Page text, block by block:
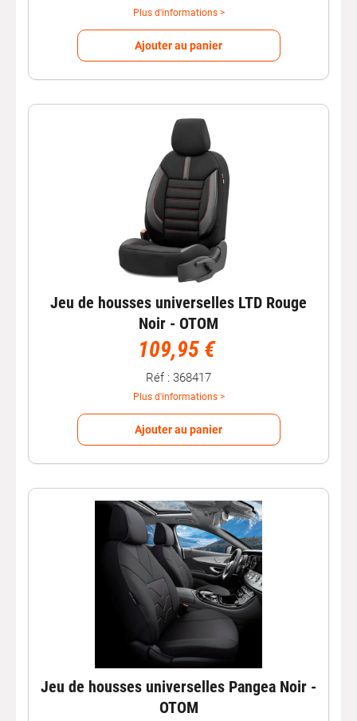
Plus d'informations >
Ajouter au panier
Jeu de housses universelles LTD Rouge
Noir - OTOM
109,95 €
Réf : 368417
Plus d'informations >
Ajouter au panier
Jeu de housses universelles Pangea Noir -
OTOM